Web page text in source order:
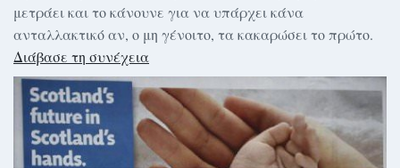
μετράει και το κάνουνε για να υπάρχει κάνα
ανταλλακτικό αν, ο μη γένοιτο, τα κακαρώσει το πρώτο.
Διάβασε τη συνέχεια